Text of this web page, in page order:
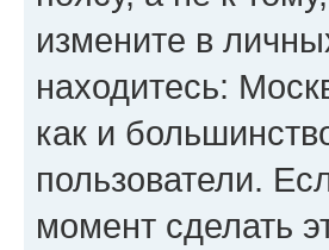
измените в
находитесь:
как и
пользователи.
момент сделать